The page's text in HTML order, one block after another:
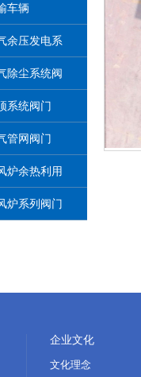
车辆
余压发电系
除尘系统阀
系统阀门
管网阀门
炉余热利用
炉系列阀门
企业文化
文化理念